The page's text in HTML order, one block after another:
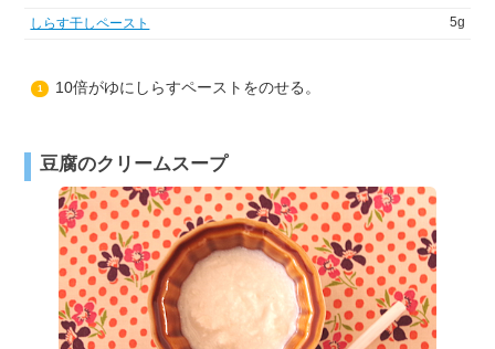
しらす干しペースト
5g
1 10倍がゆにしらすペーストをのせる。
豆腐のクリームスープ